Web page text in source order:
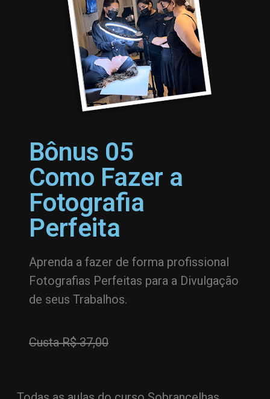
Bônus 05
Como Fazer a
Fotografia
Perfeita
Aprenda a fazer de forma profissional
Fotografias Perfeitas para a Divulgação
de seus Trabalhos.
Custa R$ 37,00